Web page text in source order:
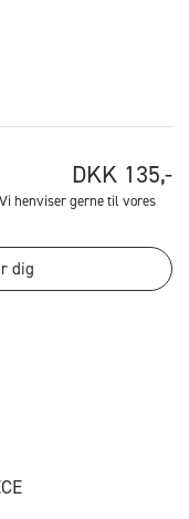
DKK 135,-
henviser gerne til vores
dig